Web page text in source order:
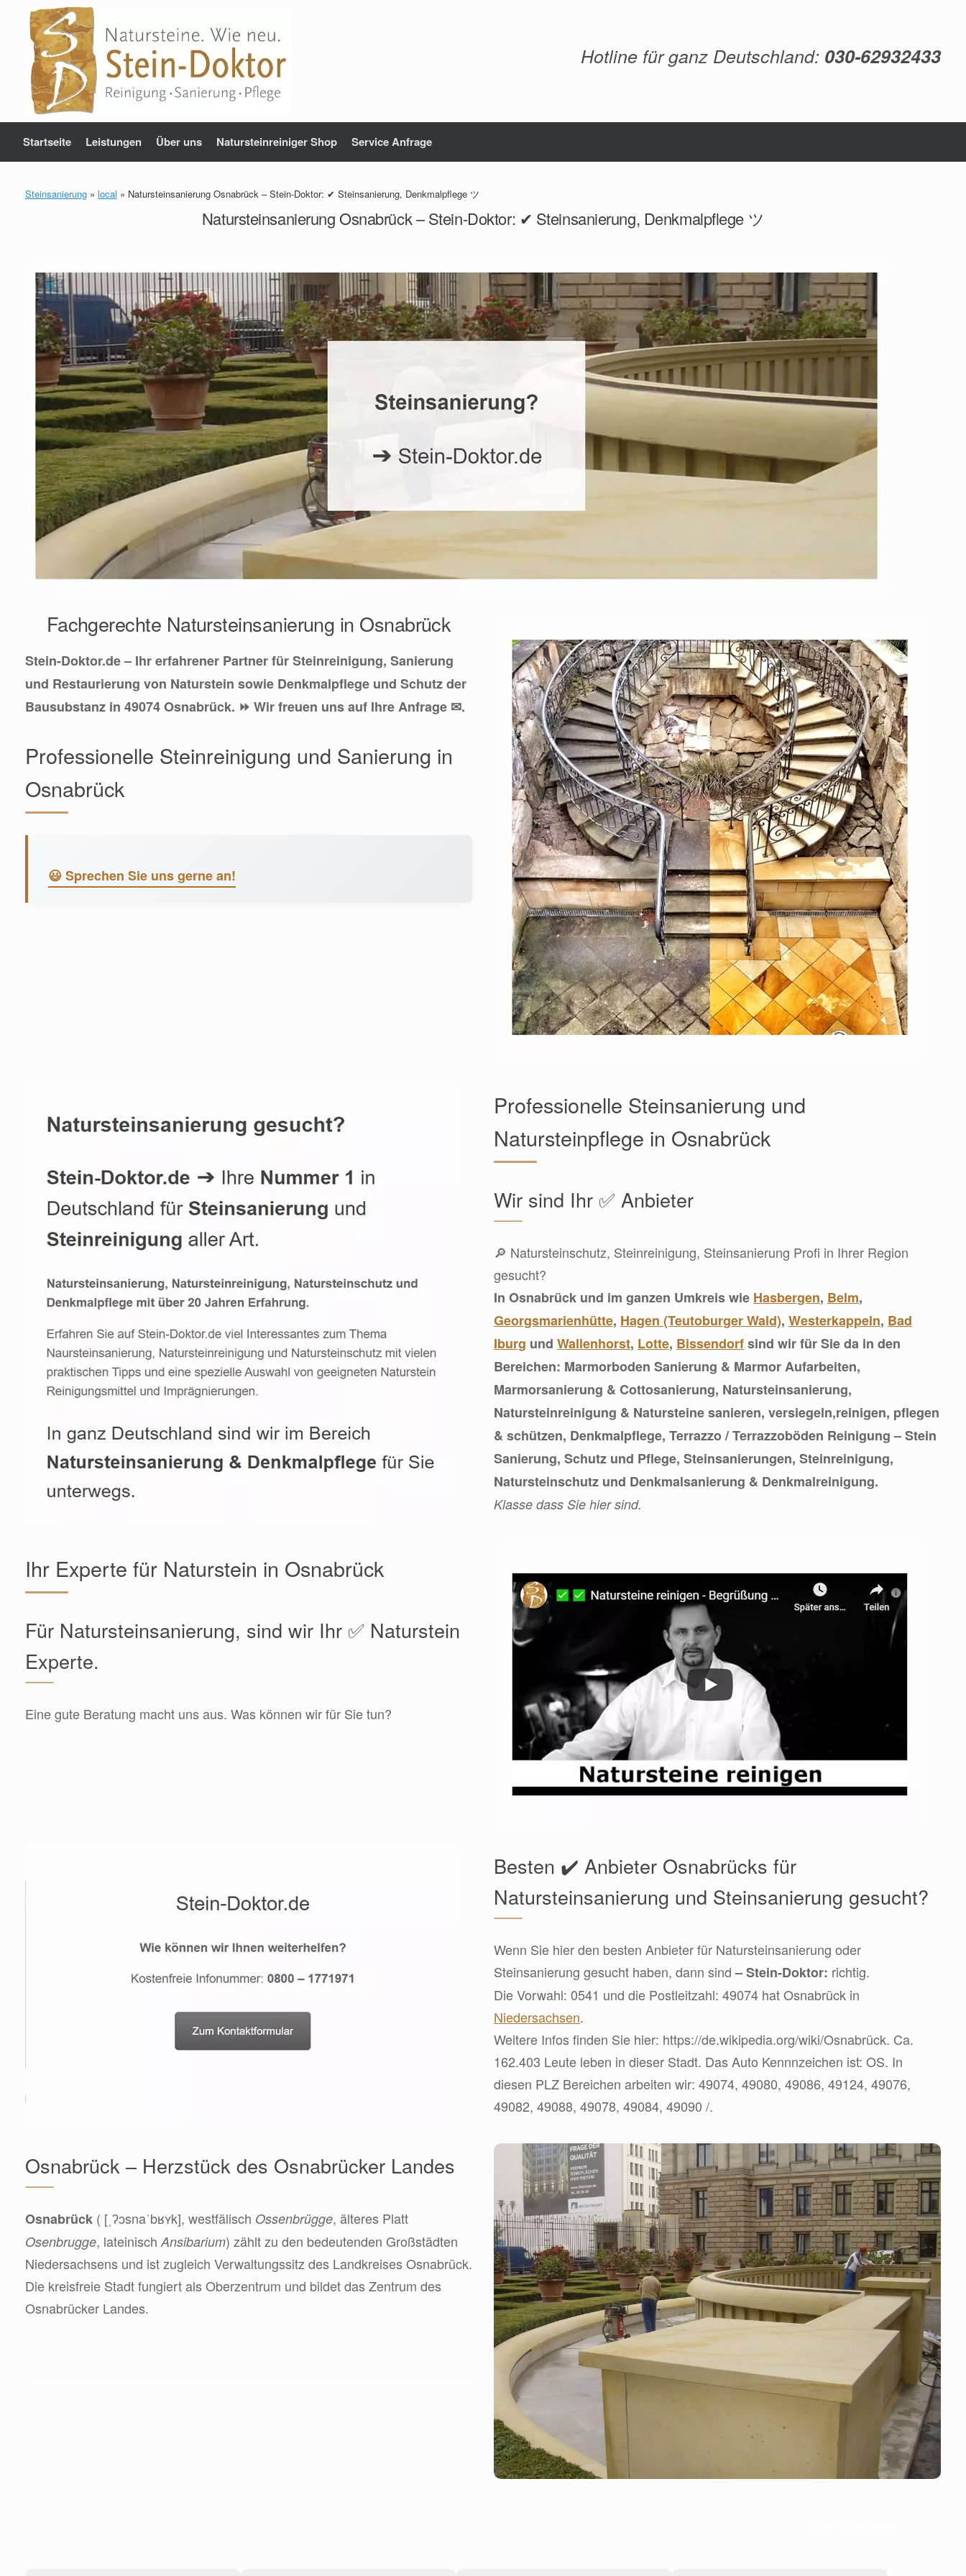
springen
Hotline für ganz Deutschland: 030-62932433
Startseite Leistungen Über uns Natursteinreiniger Shop Service Anfrage
Steinsanierung » local » Natursteinsanierung Osnabrück – Stein-Doktor: ✔ Steinsanierung, Denkmalpflege ツ
Natursteinsanierung Osnabrück – Stein-Doktor: ✔ Steinsanierung, Denkmalpflege ツ
Fachgerechte Natursteinsanierung in Osnabrück
Stein-Doktor.de – Ihr erfahrener Partner für Steinreinigung, Sanierung
und Restaurierung von Naturstein sowie Denkmalpflege und Schutz der
Bausubstanz in 49074 Osnabrück. ⏩ Wir freuen uns auf Ihre Anfrage ✉.
Professionelle Steinreinigung und Sanierung in
Osnabrück
😃 Sprechen Sie uns gerne an!
Professionelle Steinsanierung und
Natursteinpflege in Osnabrück
Wir sind Ihr ✅ Anbieter
🔎 Natursteinschutz, Steinreinigung, Steinsanierung Profi in Ihrer Region
gesucht?
In Osnabrück und im ganzen Umkreis wie Hasbergen, Belm,
Georgsmarienhütte, Hagen (Teutoburger Wald), Westerkappeln, Bad
Iburg und Wallenhorst, Lotte, Bissendorfsind wir für Sie da in den
Bereichen: Marmorboden Sanierung & Marmor Aufarbeiten,
Marmorsanierung & Cottosanierung, Natursteinsanierung,
Natursteinreinigung & Natursteine sanieren, versiegeln,reinigen, pflegen
& schützen, Denkmalpflege, Terrazzo / Terrazzoböden Reinigung – Stein
Sanierung, Schutz und Pflege, Steinsanierungen, Steinreinigung,
Natursteinschutz und Denkmalsanierung & Denkmalreinigung.
Klasse dass Sie hier sind.
Ihr Experte für Naturstein in Osnabrück
Für Natursteinsanierung, sind wir Ihr ✅ Naturstein
Experte.
Eine gute Beratung macht uns aus. Was können wir für Sie tun?
Besten ✔️ Anbieter Osnabrücks für
Natursteinsanierung und Steinsanierung gesucht?
Wenn Sie hier den besten Anbieter für Natursteinsanierung oder
Steinsanierung gesucht haben, dann sind– Stein-Doktor: richtig.
Die Vorwahl: 0541 und die Postleitzahl: 49074 hat Osnabrück in
Niedersachsen.
Weitere Infos finden Sie hier: https://de.wikipedia.org/wiki/Osnabrück. Ca.
162.403 Leute leben in dieser Stadt. Das Auto Kennnzeichen ist: OS. In
diesen PLZ Bereichen arbeiten wir: 49074, 49080, 49086, 49124, 49076,
49082, 49088, 49078, 49084, 49090 /.
Osnabrück – Herzstück des Osnabrücker Landes
Osnabrück ( [ˌʔɔsnaˈbʁʏk], westfälisch Ossenbrügge, älteres Platt
Osenbrugge, lateinisch Ansibarium) zählt zu den bedeutenden Großstädten
Niedersachsens und ist zugleich Verwaltungssitz des Landkreises Osnabrück.
Die kreisfreie Stadt fungiert als Oberzentrum und bildet das Zentrum des
Osnabrücker Landes.